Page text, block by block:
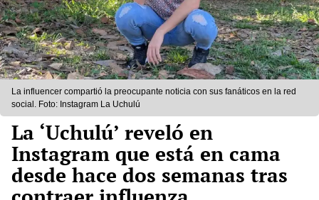
La influencer compartió la preocupante noticia con sus fanáticos en la red
social. Foto: Instagram La Uchulú
La ‘Uchulú’ reveló en
Instagram que está en cama
desde hace dos semanas tras